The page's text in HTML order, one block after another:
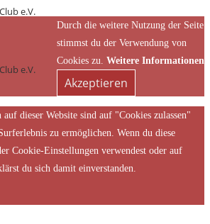
e.V.
e.V.
Durch die weitere Nutzung der Seite
stimmst du der Verwendung von
Cookies zu. Weitere Informationen
Akzeptieren
dieser Website sind auf "Cookies zulassen"
zu ermöglichen. Wenn du diese
Cookie-Einstellungen verwendest oder auf
du sich damit einverstanden.